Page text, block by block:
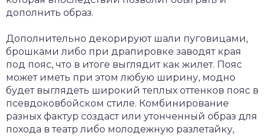
дополнить образ.
Дополнительно декорируют шали пуговицами,
брошками либо при драпировке заводят края
под пояс, что в итоге выглядит как жилет. Пояс
может иметь при этом любую ширину, модно
будет выглядеть широкий теплых оттенков пояс в
псевдоковбойском стиле. Комбинирование
разных фактур создаст или утонченный образ для
похода в театр либо молодежную разлетайку,